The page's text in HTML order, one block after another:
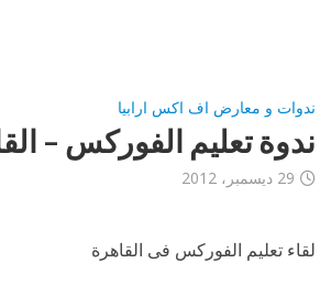
ندوات و معارض اف اكس ارابيا
ندوة تعليم الفوركس –
29 ديسمبر، 2012
لقاء تعليم الفوركس فى القاهرة